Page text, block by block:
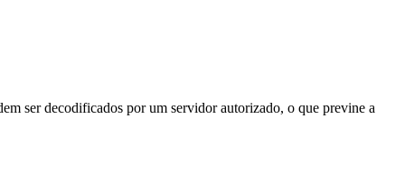
ser decodificados por um servidor autorizado, o que previne a